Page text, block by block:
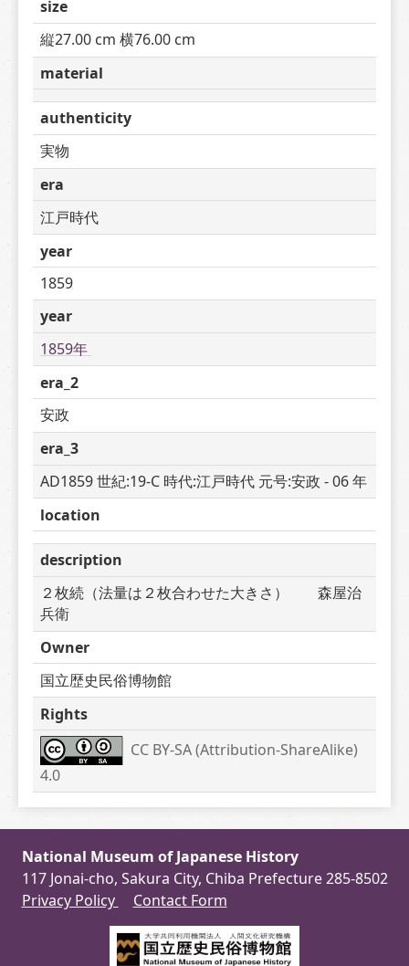
size
縦27.00 cm 横76.00 cm
material
authenticity
実物
era
江戸時代
year
1859
year
1859年
era_2
安政
era_3
AD1859 世紀:19-C 時代:江戸時代 元号:安政 - 06 年
location
description
２枚続（法量は２枚合わせた大きさ）　　森屋治
兵衛
Owner
国立歴史民俗博物館
Rights
CC BY-SA (Attribution-ShareAlike)
4.0
National Museum of Japanese History
117 Jonai-cho, Sakura City, Chiba Prefecture 285-8502
Privacy Policy
Contact Form